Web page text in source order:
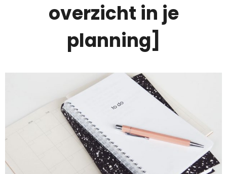
overzicht in je
planning]